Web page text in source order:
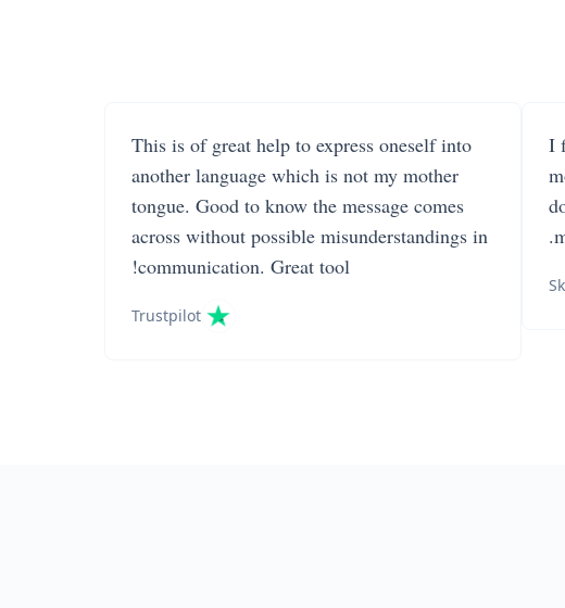
I
This is of great help to express oneself into
another language which is not my mother
tongue. Good to know the message comes
across without possible misunderstandings in
communication. Great tool!
Trustpilot